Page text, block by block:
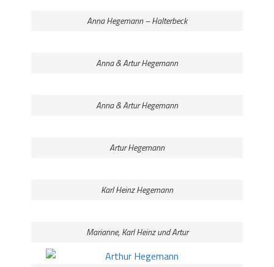
Anna Hegemann – Halterbeck
Anna & Artur Hegemann
Anna & Artur Hegemann
Artur Hegemann
Karl Heinz Hegemann
Marianne, Karl Heinz und Artur